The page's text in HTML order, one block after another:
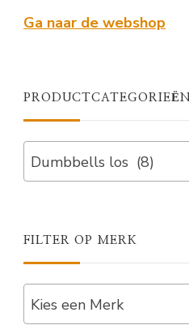
Ga naar de webshop
PRODUCTCATEGORIEËN
Dumbbells los (8)
FILTER OP MERK
Kies een Merk